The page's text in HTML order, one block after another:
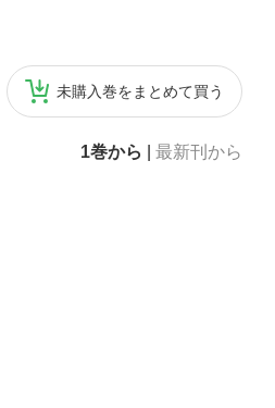
未購入巻をまとめて買う
1巻から 最新刊から